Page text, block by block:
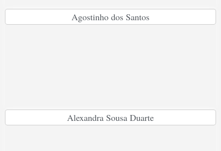
Agostinho dos Santos
Alexandra Sousa Duarte